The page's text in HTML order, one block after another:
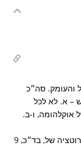
והעומק. סה״כ
– א. לא לכל
אוקלהומה, ו-ב.
בהינתן סגל מלא, ג׳ונסון כן משכיל לשחק עם רוטציה של, בד״כ, 9